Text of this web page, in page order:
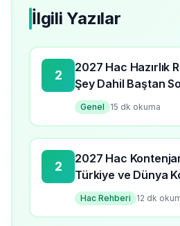
İlgili Yazılar
2
2027 Hac Hazırlık
Şey Dahil Baştan
Genel 15 dk okuma
2
2027 Hac Kontenjan
Türkiye ve Dünya
Hac Rehberi 12 dk